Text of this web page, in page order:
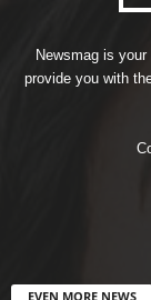
Newsmag is
provide you with
EVEN MORE NEWS